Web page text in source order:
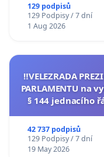
129 podpisů
129 Podpisy / 7 dní
1 Aug 2026
‼️VELEZRADA
PARLAMENTU na
§ 144 jednacího
42 737 podpisů
129 Podpisy / 7 dní
19 May 2026